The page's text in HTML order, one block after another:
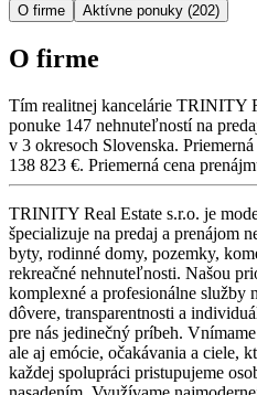
O firme Aktívne ponuky (202)
O firme
Tím realitnej kancelárie TRINITY
ponuke 147 nehnuteľnostína
v 3 okresoch Slovenska.
138 823 €. Priemerná cena
TRINITY Real Estate s.r.o. je
špecializuje na predaj a prenájom
byty, rodinné domy, pozemky,
rekreačné nehnuteľnosti. Našou
komplexné a profesionálne služby
dôvere, transparentnosti a
pre nás jedinečný príbeh.
ale aj emócie, očakávania a ciele,
každej spolupráci pristupujeme